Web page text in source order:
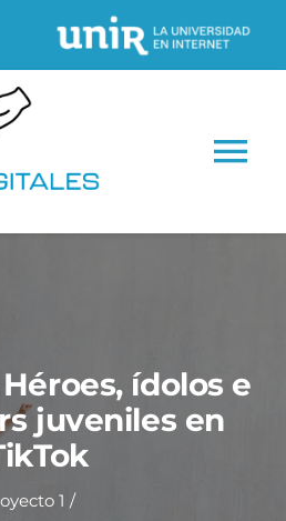
ídolos e
juveniles en
1